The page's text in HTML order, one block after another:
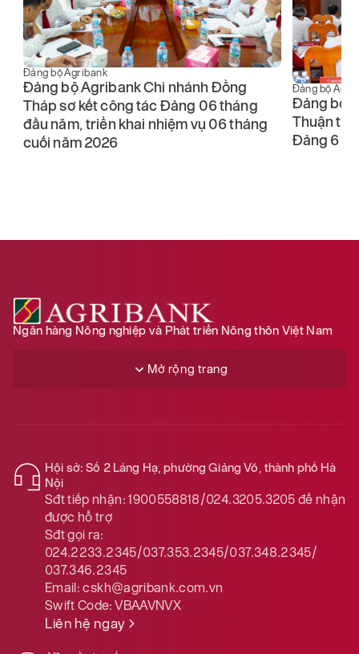
Đảng bộ Agribank
Đảng bộ Agribank Chi nhánh Bình
Thuận tổ chức Hội nghị sơ kết công tác
Đảng 6 tháng đầu năm 2026
Đảng bộ
Đảng bộ
khu vực
Đảng 6
Ngân hàng Nông nghiệp và Phát triển Nông thôn Việt Nam
Mở rộng trang
Hội sở: Số 2 Láng Hạ, phường Giảng Võ, thành phố Hà
Nội
Sđt tiếp nhận: 1900558818/024.3205.3205để nhận
được hỗ trợ
Sđt gọi ra:
024.2233.2345/037.353.2345/037.348.2345/
037.346.2345
Email:cskh@agribank.com.vn
Swift Code:VBAAVNVX
Liên hệ ngay